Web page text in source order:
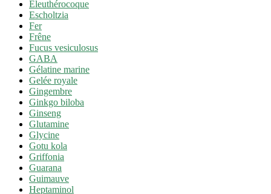
Eleuthérocoque
Escholtzia
Fer
Frêne
Fucus vesiculosus
GABA
Gélatine marine
Gelée royale
Gingembre
Ginkgo biloba
Ginseng
Glutamine
Glycine
Gotu kola
Griffonia
Guarana
Guimauve
Heptaminol